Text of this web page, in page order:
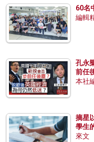
60名
編輯
孔永
前任
本社
摘星
學生
來文